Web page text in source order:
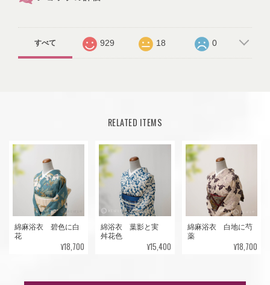
すべて 929 18 0
RELATED ITEMS
綿麻浴衣 碧色に白
花
¥18,700
綿浴衣 葉影と実
舛花色
¥15,400
綿麻浴衣 白地に芍
薬
¥18,700